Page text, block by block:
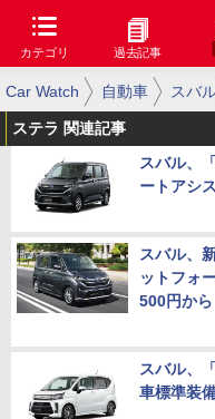
カテゴリ 過去記事
Car Watch 自動車 スバ
ステラ 関連記事
スバル、
ートアシ
スバル、
ットフォ
500円から
スバル、
車標準装